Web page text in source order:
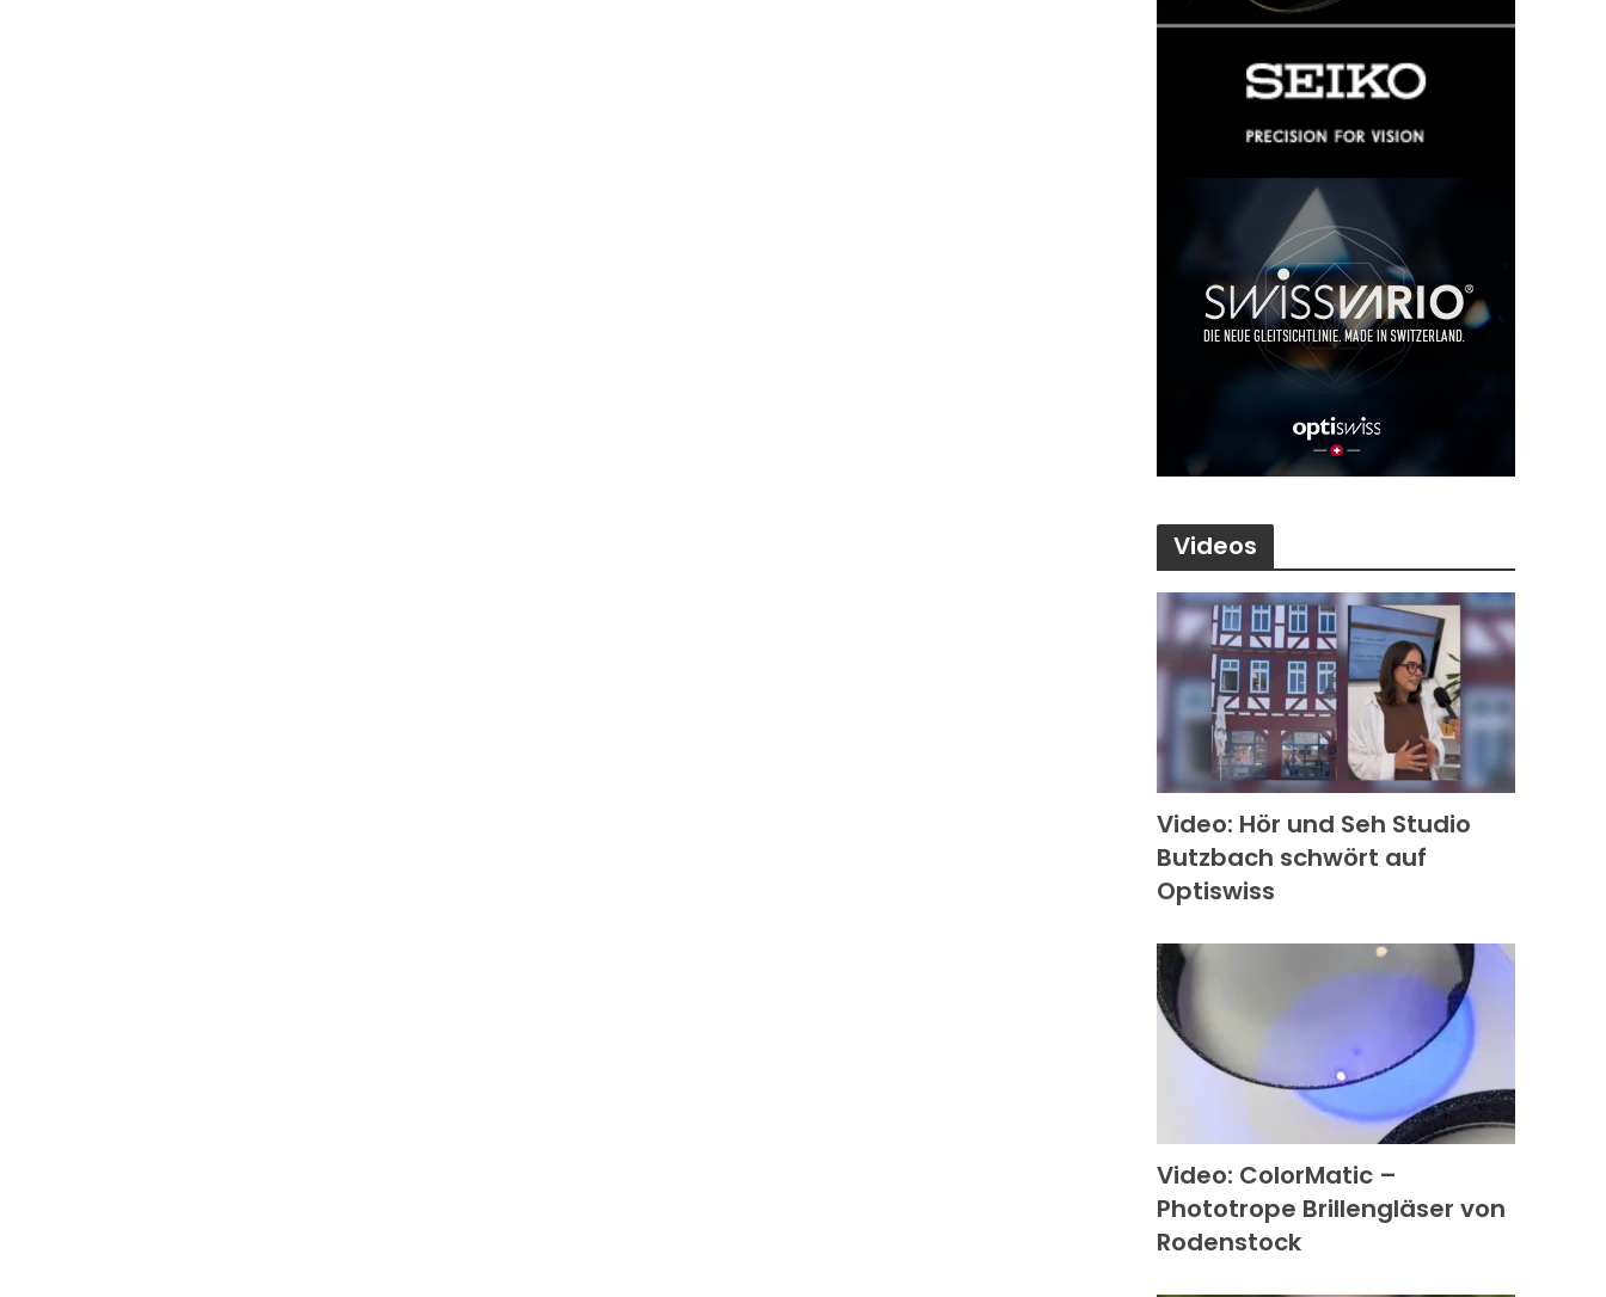
Videos
Video: Hör und Seh Studio
Butzbach schwört auf
Optiswiss
Video: ColorMatic –
Phototrope Brillengläser von
Rodenstock